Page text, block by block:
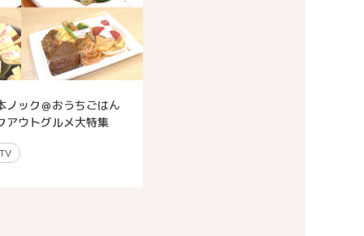
ノック＠おうちごはん
アウトグルメ大特集